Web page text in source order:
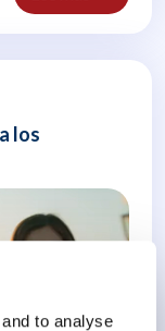
to analyse
los